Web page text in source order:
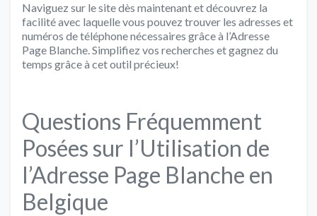
Naviguez sur le site dès maintenant et découvrez la
facilité avec laquelle vous pouvez trouver les adresses et
numéros de téléphone nécessaires grâce à l’Adresse
Page Blanche. Simplifiez vos recherches et gagnez du
temps grâce à cet outil précieux!
Questions Fréquemment
Posées sur l’Utilisation de
l’Adresse Page Blanche en
Belgique